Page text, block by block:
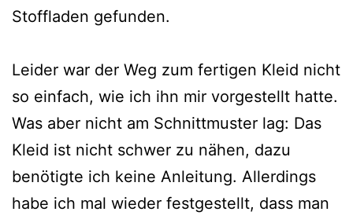
Stoffladen gefunden.
Leider war der Weg zum fertigen Kleid nicht
so einfach, wie ich ihn mir vorgestellt hatte.
Was aber nicht am Schnittmuster lag: Das
Kleid ist nicht schwer zu nähen, dazu
benötigte ich keine Anleitung. Allerdings
habe ich mal wieder festgestellt, dass man